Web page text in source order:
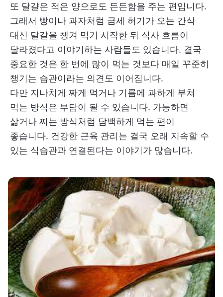
또 달걀은 적은 양으로도 든든함을 주는 편입니다.
그래서 빵이나 과자처럼 금세 허기가 오는 간식
대신 달걀을 챙겨 먹기 시작한 뒤 식사 흐름이
달라졌다고 이야기하는 사람들도 있습니다. 결국
중요한 것은 한 번에 많이 먹는 것보다 매일 꾸준히
챙기는 습관이라는 의견도 이어집니다.
다만 지나치게 짜게 먹거나 기름에 과하게 부쳐
먹는 방식은 부담이 될 수 있습니다. 가능하면
삶거나 찌는 방식처럼 담백하게 먹는 편이
좋습니다. 건강한 근육 관리는 결국 오래 지속할 수
있는 식습관과 연결된다는 이야기가 많습니다.